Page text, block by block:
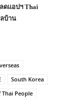
ดแอปฯ Thai
บ้าน
South Korea
People